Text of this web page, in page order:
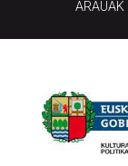
ARAUAK